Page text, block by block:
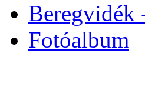
Beregvidék
Fotóalbum